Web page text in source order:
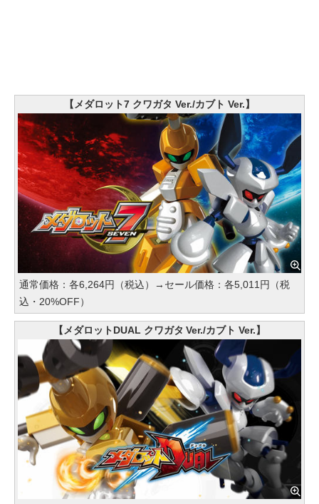
【メダロット7 クワガタ Ver./カブト Ver.】
通常価格：各6,264円（税込）→セール価格：各5,011円（税
込・20%OFF）
【メダロットDUAL クワガタ Ver./カブト Ver.】